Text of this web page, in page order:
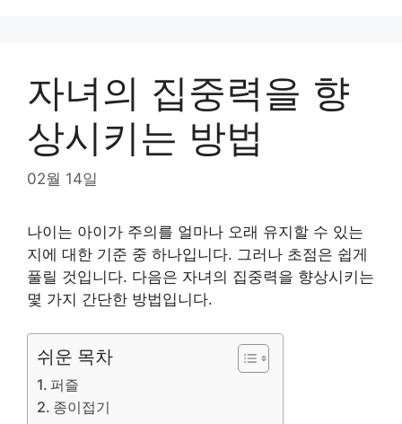
자녀의 집중력을 향
상시키는 방법
02월 14일
나이는 아이가 주의를 얼마나 오래 유지할 수 있는
지에 대한 기준 중 하나입니다. 그러나 초점은 쉽게
풀릴 것입니다. 다음은 자녀의 집중력을 향상시키는
몇 가지 간단한 방법입니다.
쉬운 목차
퍼즐
종이접기